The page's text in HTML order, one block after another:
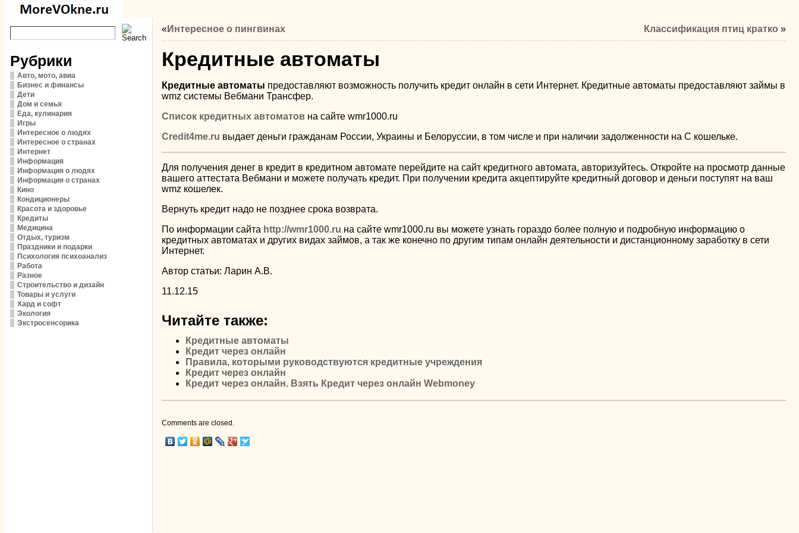
Рубрики
Авто, мото, авиа
Бизнес и финансы
Дети
Дом и семья
Еда, кулинария
Игры
Интересное о людях
Интересное о странах
Интернет
Информация
Информация о людях
Информация о странах
Кино
Кондиционеры
Красота и здоровье
Кредиты
Медицина
Отдых, туризм
Праздники и подарки
Психология психоанализ
Работа
Разное
Строительство и дизайн
Товары и услуги
Хард и софт
Экология
Экстросенсорика
«Интересное о пингвинах Классификация птиц кратко »
Кредитные автоматы
Кредитные автоматы предоставляют возможность получить кредит онлайн в сети Интернет. Кредитные автоматы предоставляют займы в
wmz системы Вебмани Трансфер.
Список кредитных автоматовна сайте wmr1000.ru
Credit4me.ru выдает деньги гражданам России, Украины и Белоруссии, в том числе и при наличии задолженности на С кошельке.
Для получения денег в кредит в кредитном автомате перейдите на сайт кредитного автомата, авторизуйтесь. Откройте на просмотр данные
вашего аттестата Вебмани и можете получать кредит. При получении кредита акцептируйте кредитный договор и деньги поступят на ваш
wmz кошелек.
Вернуть кредит надо не позднее срока возврата.
По информации сайта http://wmr1000.ru на сайте wmr1000.ru вы можете узнать гораздо более полную и подробную информацию о
кредитных автоматах и других видах займов, а так же конечно по другим типам онлайн деятельности и дистанционному заработку в сети
Интернет.
Автор статьи: Ларин А.В.
11.12.15
Читайте также:
Кредитные автоматы
Кредит через онлайн
Правила, которыми руководствуются кредитные учреждения
Кредит через онлайн
Кредит через онлайн. Взять Кредит через онлайн Webmoney
Comments are closed.